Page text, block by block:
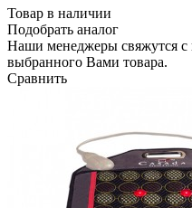
Товар в наличии
Подобрать аналог
Наши менеджеры свяжутся с
выбранного Вами товара.
Сравнить